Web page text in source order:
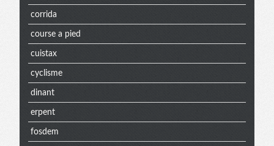
corrida
course a pied
cuistax
cyclisme
dinant
erpent
fosdem